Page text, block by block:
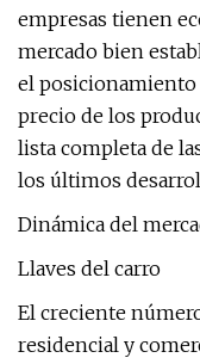
empresas tienen
mercado bien
el posicionamiento
precio de los
lista completa de
los últimos
Dinámica del
Llaves del carro
El creciente
residencial y